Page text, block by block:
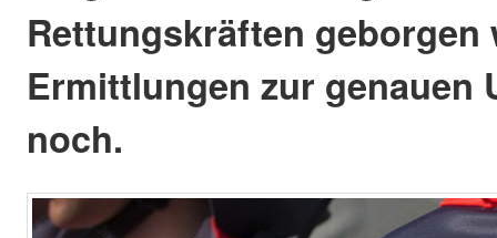
Rettungskräften geborgen
Ermittlungen zur genauen
noch.